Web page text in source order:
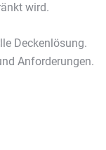
wird.
Deckenlösung.
Anforderungen.